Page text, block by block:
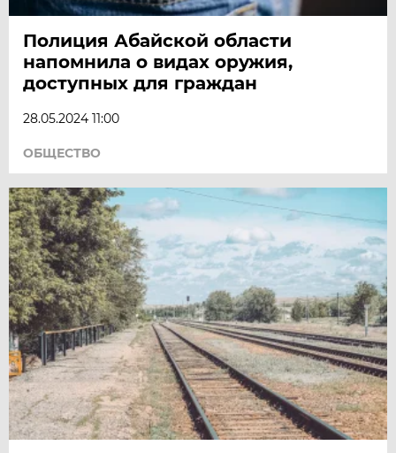
Полиция Абайской области
напомнила о видах оружия,
доступных для граждан
28.05.2024 11:00
ОБЩЕСТВО